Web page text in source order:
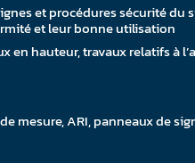
et procédures sécurité
et leur bonne utilisation
en hauteur, travaux relatifs à
mesure, ARI, panneaux de